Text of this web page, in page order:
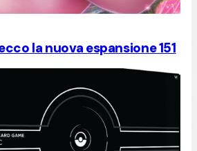
la nuova espansione 151